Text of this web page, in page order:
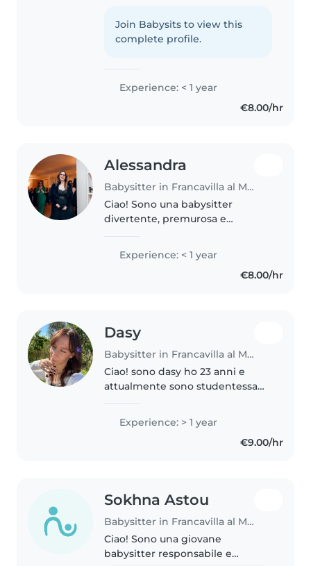
creativa, paziente e bilingue
(italiano/inglese). Mi piace
Join Babysits to view this
complete profile.
Experience: < 1 year
€8.00/hr
Alessandra
Babysitter in Francavilla al Mare
Ciao! Sono una babysitter
divertente, premurosa e
bambini. Ho esperienza con i
bimbi in età da asilo e mi piace
Experience: < 1 year
€8.00/hr
Dasy
Babysitter in Francavilla al Mare
Ciao! sono dasy ho 23 anni e
attualmente sono studentessa
contemporanea un lavoretto di
babysitting, siccome mi piace
passare del tempo con i bimbi,..
Experience: > 1 year
€9.00/hr
Sokhna Astou
Babysitter in Francavilla al Mare
Ciao! Sono una giovane
babysitter responsabile e